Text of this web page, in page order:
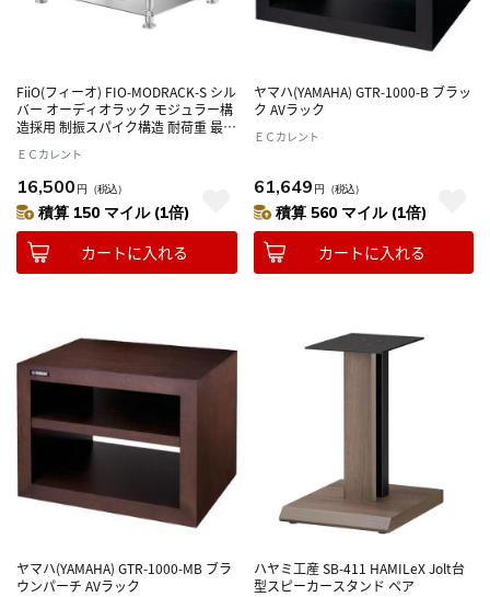
FiiO(フィーオ) FIO-MODRACK-S シル
バー オーディオラック モジュラー構
造採用 制振スパイク構造 耐荷重 最大
ＥＣカレント
16,500 円 （税込）
積算 150 マイル (1倍)
カートに入れる
ヤマハ(YAMAHA) GTR-1000-B ブラッ
ク AVラック
ＥＣカレント
61,649 円 （税込）
積算 560 マイル (1倍)
カートに入れる
ヤマハ(YAMAHA) GTR-1000-MB ブラ
ウンパーチ AVラック
ハヤミ工産 SB-411 HAMILeX Jolt台
型スピーカースタンド ペア